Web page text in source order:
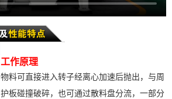
工作原理
物料可直接进入转子经离心加速后抛出，与周
护板碰撞破碎，也可通过散料盘分流，一部分